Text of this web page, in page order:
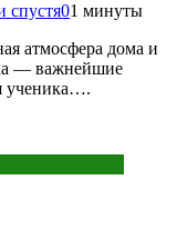
спустя01 минуты
атмосфера дома и
— важнейшие
ученика….